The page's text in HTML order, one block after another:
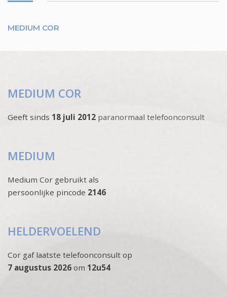
MEDIUM COR
MEDIUM COR
Geeft sinds 18 juli 2012 paranormaal telefoonconsult
MEDIUM
Medium Cor gebruikt als
persoonlijke pincode 2146
HELDERVOELEND
Cor gaf laatste telefoonconsult op
7 augustus 2026 om 12u54